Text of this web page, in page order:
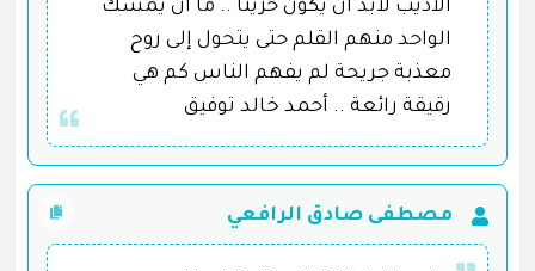
الأديب لابد أن يكون حزينًا .. ما أن يمسك
الواحد منهم القلم حتى يتحول إلى روح
معذبة جريحة لم يفهم الناس كم هي
رقيقة رائعة .. أحمد خالد توفيق
مصطفى صادق الرافعي